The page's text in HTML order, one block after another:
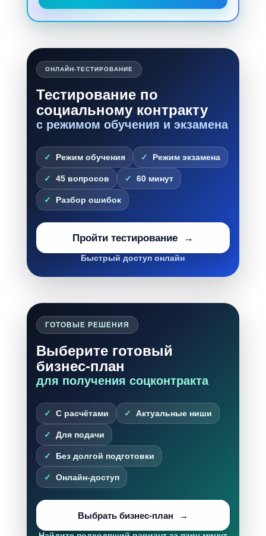
ОНЛАЙН-ТЕСТИРОВАНИЕ
Тестирование по
социальному контракту
с режимом обучения и экзамена
Режим обучения Режим экзамена
45 вопросов 60 минут
Разбор ошибок
Пройти тестирование
Быстрый доступ онлайн
ГОТОВЫЕ РЕШЕНИЯ
Выберите готовый
бизнес-план
для получения соцконтракта
С расчётами Актуальные ниши
Для подачи
Без долгой подготовки
Онлайн-доступ
Выбрать бизнес-план